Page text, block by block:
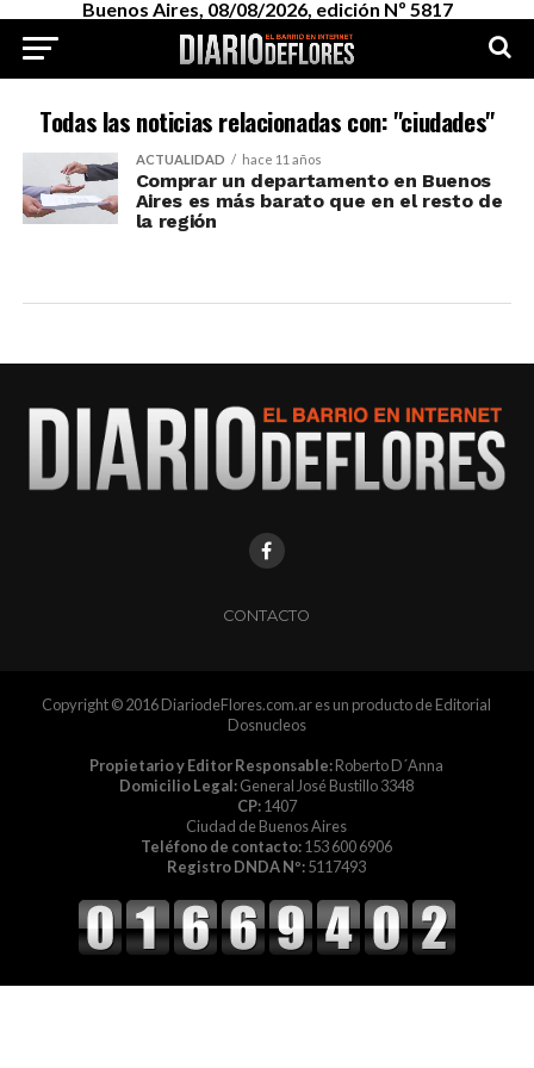
Buenos Aires, 08/08/2026, edición Nº 5817
Todas las noticias relacionadas con: "ciudades"
ACTUALIDAD hace 11 años
Comprar un departamento en Buenos
Aires es más barato que en el resto de
la región
CONTACTO
Copyright © 2016 DiariodeFlores.com.ar es un producto de Editorial
Dosnucleos
Propietario y Editor Responsable:Roberto D´Anna
Domicilio Legal:General José Bustillo 3348
CP:1407
Ciudad de Buenos Aires
Teléfono de contacto:153 600 6906
Registro DNDA Nº:5117493